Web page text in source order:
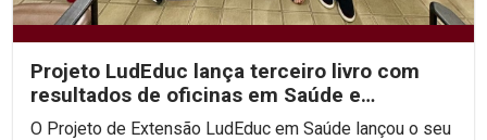
Projeto LudEduc lança terceiro livro com
resultados de oficinas em Saúde e
Educação
O Projeto de Extensão LudEduc em Saúde lançou o seu